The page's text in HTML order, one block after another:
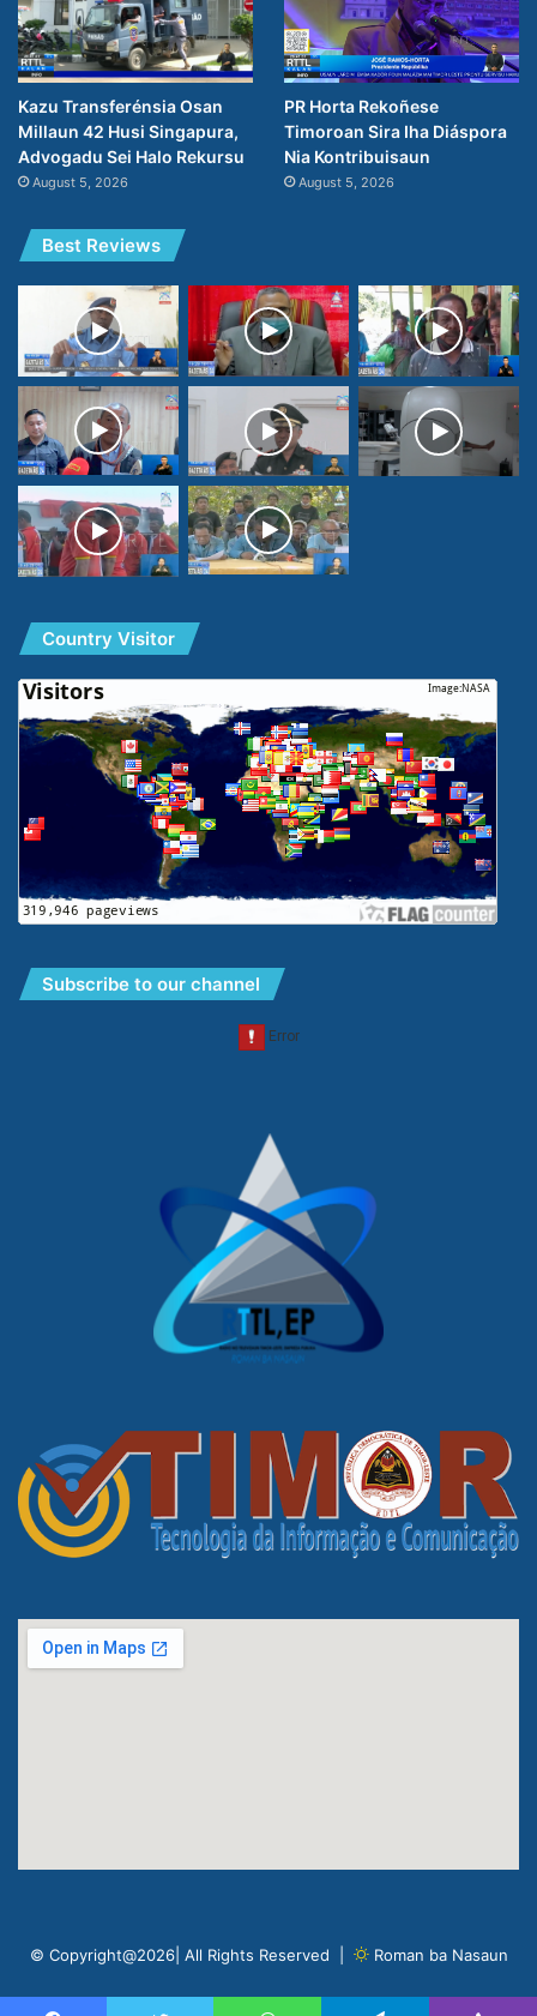
Kazu Transferénsia Osan
Millaun 42 Husi Singapura,
Advogadu Sei Halo Rekursu
August 5, 2026
PR Horta Rekoñese
Timoroan Sira Iha Diáspora
Nia Kontribuisaun
August 5, 2026
Best Reviews
Country Visitor
Subscribe to our channel
© Copyright@2026| All Rights Reserved | Roman ba Nasaun